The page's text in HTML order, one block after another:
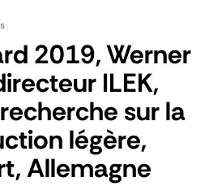
2019, Werner
ILEK,
sur la
légère,
Allemagne